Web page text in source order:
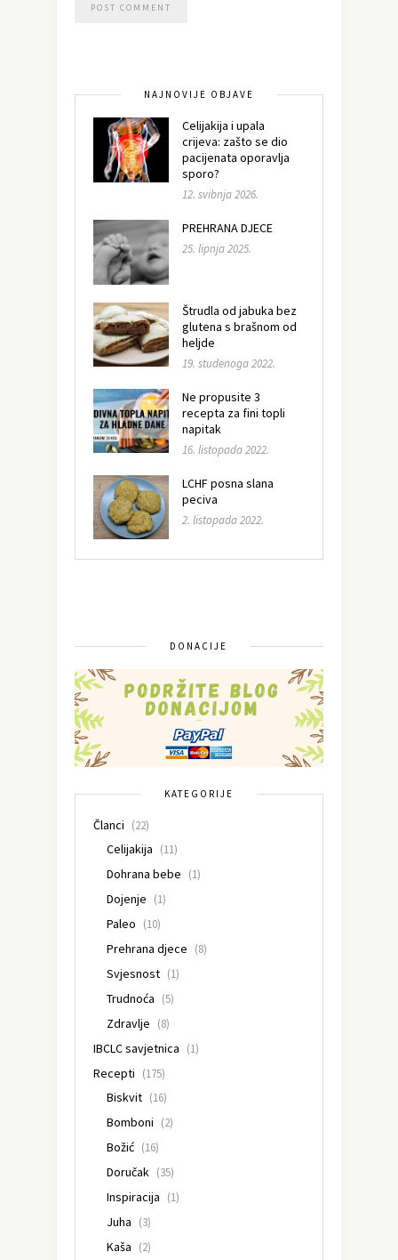
NAJNOVIJE OBJAVE
Celijakija i upala
crijeva: zašto se dio
pacijenata oporavlja
sporo?
12. svibnja 2026.
PREHRANA DJECE
25. lipnja 2025.
Štrudla od jabuka bez
glutena s brašnom od
heljde
19. studenoga 2022.
Ne propusite 3
recepta za fini topli
napitak
16. listopada 2022.
LCHF posna slana
peciva
2. listopada 2022.
DONACIJE
KATEGORIJE
Članci (22)
Celijakija (11)
Dohrana bebe (1)
Dojenje (1)
Paleo (10)
Prehrana djece (8)
Svjesnost (1)
Trudnoća (5)
Zdravlje (8)
IBCLC savjetnica (1)
Recepti (175)
Biskvit (16)
Bomboni (2)
Božić (16)
Doručak (35)
Inspiracija (1)
Juha (3)
Kaša (2)